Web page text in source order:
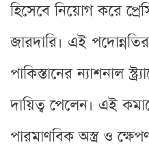
হিসেবে নিয়োগ করে
জারদারি। এই
পাকিস্তানের ন্যাশনাল
দায়িত্ব পেলেন। এই
পারমাণবিক অস্ত্র ও